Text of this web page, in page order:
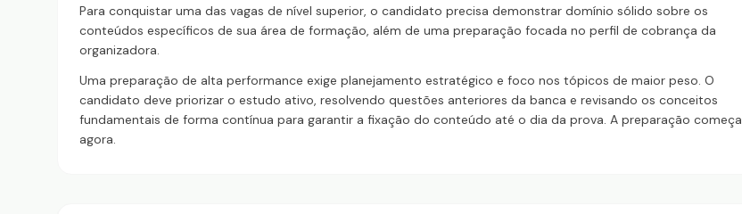
Para conquistar uma das vagas de nível superior, o candidato precisa demonstrar domínio sólido sobre os
conteúdos específicos de sua área de formação, além de uma preparação focada no perfil de cobrança da
organizadora.
Uma preparação de alta performance exige planejamento estratégico e foco nos tópicos de maior peso. O
candidato deve priorizar o estudo ativo, resolvendo questões anteriores da banca e revisando os conceitos
fundamentais de forma contínua para garantir a fixação do conteúdo até o dia da prova. A preparação começa
agora.